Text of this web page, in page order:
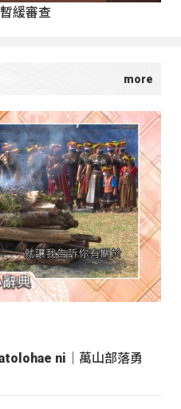
緩審查
ni｜萬山部落勇